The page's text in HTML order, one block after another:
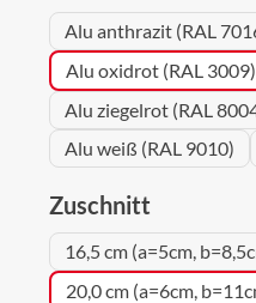
Alu anthrazit (RAL
Alu oxidrot (RAL 3009)
Alu ziegelrot (RAL
Alu weiß (RAL 9010)
Zuschnitt
16,5 cm (a=5cm,
20,0 cm (a=6cm,